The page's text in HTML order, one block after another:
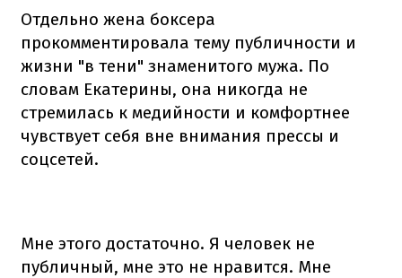
Отдельно жена боксера
прокомментировала тему публичности и
жизни "в тени" знаменитого мужа. По
словам Екатерины, она никогда не
стремилась к медийности и комфортнее
чувствует себя вне внимания прессы и
соцсетей.
Мне этого достаточно. Я человек не
публичный, мне это не нравится. Мне